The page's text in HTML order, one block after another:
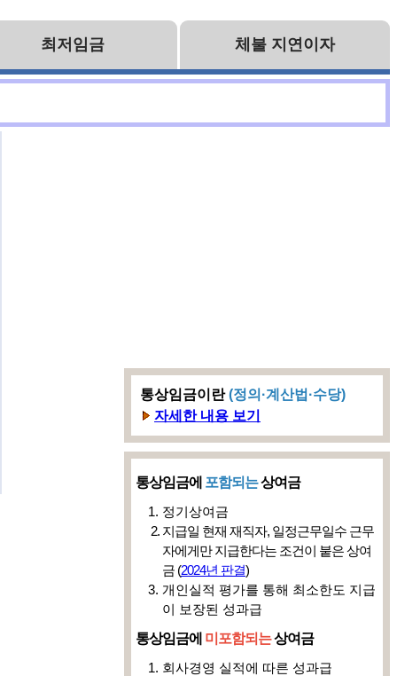
최저임금 체불 지연이자
통상임금이란(정의·계산법·수당)
자세한 내용 보기
통상임금에 포함되는상여금
정기상여금
지급일 현재 재직자, 일정근무일수 근무
자에게만 지급한다는 조건이 붙은 상여
금 (2024년 판결)
개인실적 평가를 통해 최소한도 지급
이 보장된 성과급
통상임금에 미포함되는상여금
회사경영 실적에 따른 성과급